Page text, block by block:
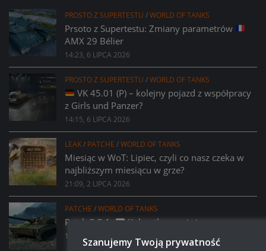
PROSTO Z SUPERTESTU /WORLD OF TANKS
Prsoto z Supertestu: Zmiany parametrów
AMX 29 Bélier
14:23, 6 LIPCA 2026
PROSTO Z SUPERTESTU /WORLD OF TANKS
VK 45.01 (P) – kolejny pojazd z współpracy
z Girls und Panzer?
14:15, 6 LIPCA 2026
LEAK/ PATCHE /WORLD OF TANKS
Miesiąc w WoT: Lipiec, czyli co nasz czeka w
najbliższym miesiącu w grze?
21:09, 2 LIPCA 2026
PATCHE /WORLD OF TANKS
Patch 2.3.1: Kolczatka – opis i screeny
16:15, 29 CZERWCA 2026
Szanujemy Twoją prywatność